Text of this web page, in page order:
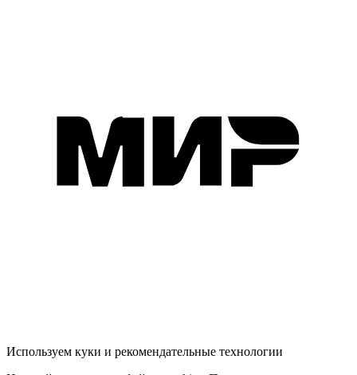
Используем куки и рекомендательные технологии